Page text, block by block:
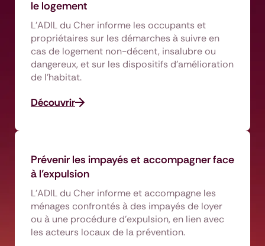
le logement
L’ADIL du Cher informe les occupants et
propriétaires sur les démarches à suivre en
cas de logement non-décent, insalubre ou
dangereux, et sur les dispositifs d’amélioration
de l’habitat.
Découvrir
Prévenir les impayés et accompagner face
à l’expulsion
L’ADIL du Cher informe et accompagne les
ménages confrontés à des impayés de loyer
ou à une procédure d’expulsion, en lien avec
les acteurs locaux de la prévention.